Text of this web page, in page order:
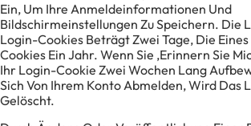
Ein, Um Ihre Anmeldeinformationen Und
Bildschirmeinstellungen Zu Speichern. Die
Login-Cookies Beträgt Zwei Tage, Die
Cookies Ein Jahr. Wenn Sie ‚Erinnern Sie
Ihr Login-Cookie Zwei Wochen Lang
Sich Von Ihrem Konto Abmelden, Wird Das
Gelöscht.